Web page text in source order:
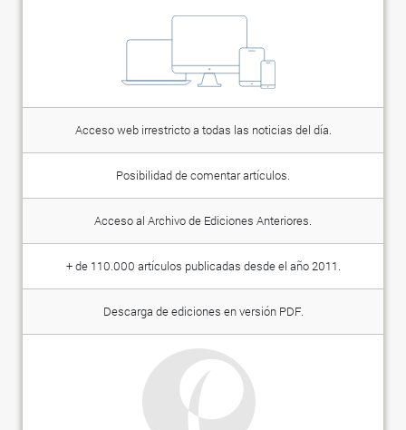
Acceso web irrestricto a todas las noticias del día.
Posibilidad de comentar artículos.
Acceso al Archivo de Ediciones Anteriores.
+ de 110.000 artículos publicadas desde el año 2011.
Descarga de ediciones en versión PDF.